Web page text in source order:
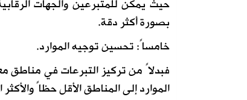
حيث يمكن للمتبرعين والجهات
بصورة أكثر دقة.
خامساً: تحسين توجيه الموارد.
فبدلاً من تركيز التبرعات في مناطق
الموارد إلى المناطق الأقل حظاً والأكثر